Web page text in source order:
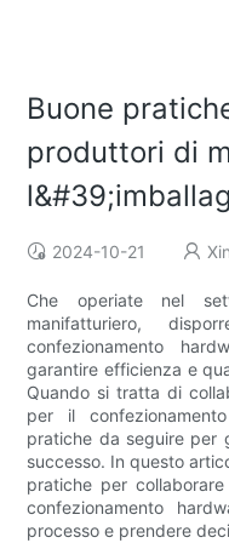
Buone
produttori di
2024-10-21
Che operiate nel
manifatturiero,
confezionamento
garantire efficienza e
Quando si tratta di
per il
pratiche da seguire per
successo. In questo
pratiche per
confezionamento
processo e prendere